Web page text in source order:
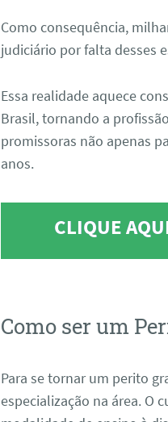
Como consequência,
judiciário por falta desses
Essa realidade aquece
Brasil, tornando a
promissoras não apenas
anos.
CLIQUE
Como ser um
Para se tornar um perito
especialização na área. O